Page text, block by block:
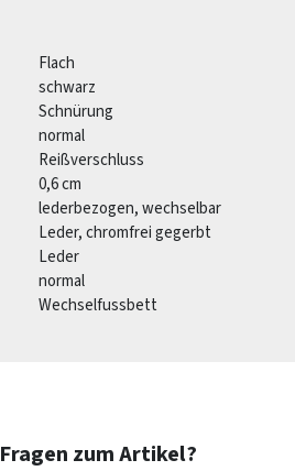
Flach
schwarz
Schnürung
normal
Reißverschluss
0,6 cm
lederbezogen, wechselbar
Leder, chromfrei gegerbt
Leder
normal
Wechselfussbett
Fragen zum Artikel?